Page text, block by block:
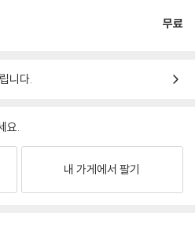
무료
니다.
요.
내 가게에서 팔기